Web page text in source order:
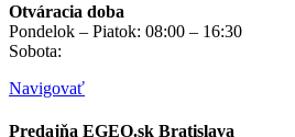
Otváracia doba
Pondelok – Piatok: 08:00 – 16:30
Sobota:
Navigovať
Predajňa EGEO.sk Bratislava